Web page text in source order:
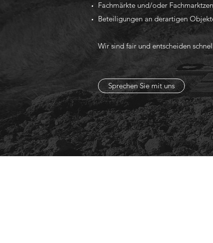
Fachmärkte und/oder
Beteiligungen an derartigen
Wir sind fair und entscheiden
Sprechen Sie mit uns